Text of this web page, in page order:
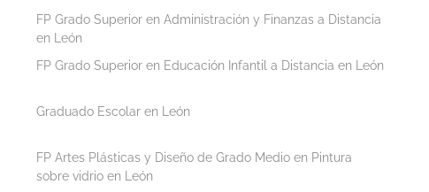
FP Grado Superior en Administración y Finanzas a Distancia
en León
FP Grado Superior en Educación Infantil a Distancia en León
Graduado Escolar en León
FP Artes Plásticas y Diseño de Grado Medio en Pintura
sobre vidrio en León